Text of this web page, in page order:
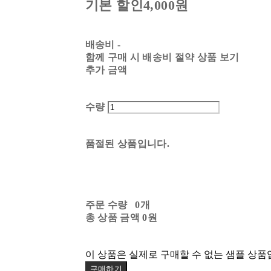
기본 할인4,000원
배송비-
함께 구매 시 배송비 절약 상품 보기
추가 금액
수량
품절된 상품입니다.
주문 수량
0개
총 상품 금액 0원
이 상품은 실제로 구매할 수 없는 샘플 상품